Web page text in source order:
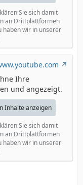
Sie sich damit
an Drittplattformen
haben wir in unserer
Ihre
und angezeigt.
Inhalte anzeigen
Sie sich damit
an Drittplattformen
haben wir in unserer